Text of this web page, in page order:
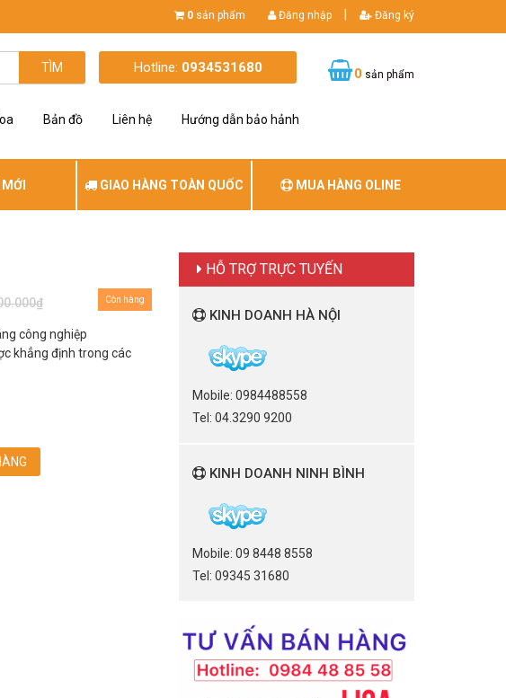
0 sản phẩm Đăng nhập Đăng ký
TÌM Hotline: 0934531680 0sản phẩm
Bản đồ Liên hệ Hướng dẫn bảo hảnh
GIAO HÀNG TOÀN QUỐC MUA HÀNG OLINE
Còn hàng
công nghiệp
khẳng định trong các
HỖ TRỢ TRỰC TUYẾN
KINH DOANH HÀ NỘI
Mobile: 0984488558
Tel: 04.3290 9200
KINH DOANH NINH BÌNH
Mobile: 09 8448 8558
Tel: 09345 31680